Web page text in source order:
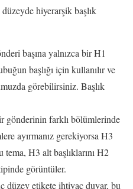
hiyerarşik başlık
başına yalnızca bir H1
başlığı için kullanılır ve
görebilirsiniz. Başlık
gönderinin farklı bölümlerinde
ayırmanız gerekiyorsa H3
H3 alt başlıklarını H2
görüntüler.
düzey etikete ihtiyaç duyar, bu